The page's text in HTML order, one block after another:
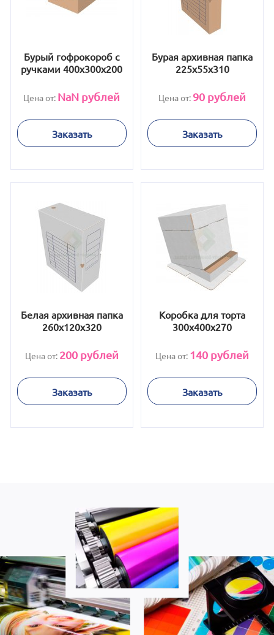
Бурый гофрокороб с
ручками 400х300х200
Цена от: NaN рублей
Заказать
Бурая архивная папка
225x55x310
Цена от: 90 рублей
Заказать
Белая архивная папка
260x120x320
Цена от: 200рублей
Заказать
Коробка для торта
300x400x270
Цена от: 140 рублей
Заказать